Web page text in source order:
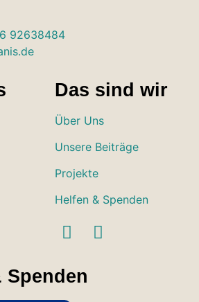
92638484
Das sind wir
Über Uns
Unsere Beiträge
Projekte
Helfen & Spenden
Spenden